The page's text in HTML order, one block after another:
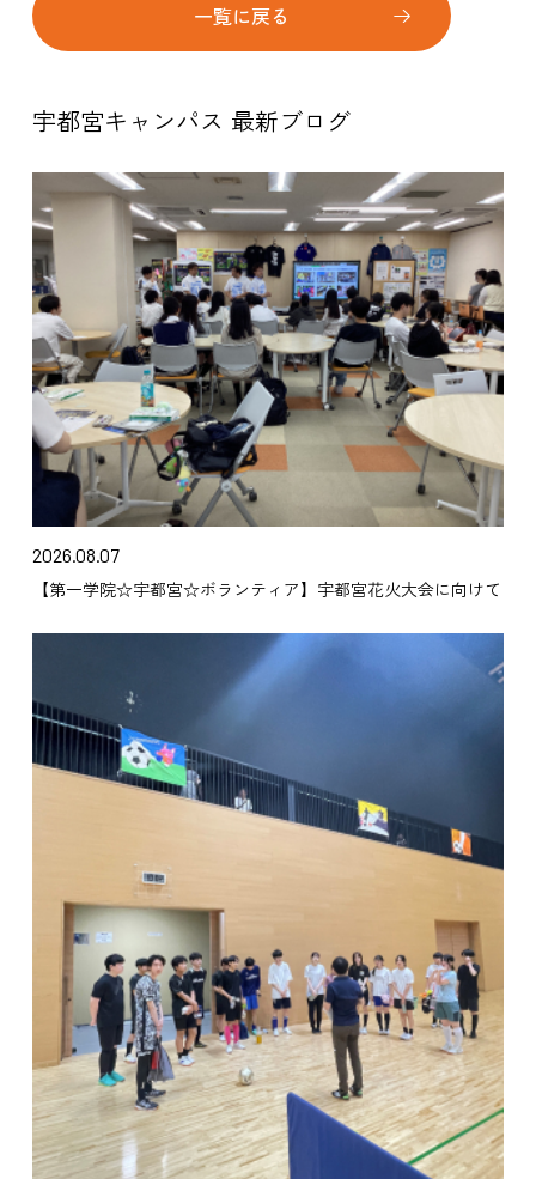
一覧に戻る
宇都宮キャンパス 最新ブログ
2026.08.07
【第一学院☆宇都宮☆ボランティア】宇都宮花火大会に向けて